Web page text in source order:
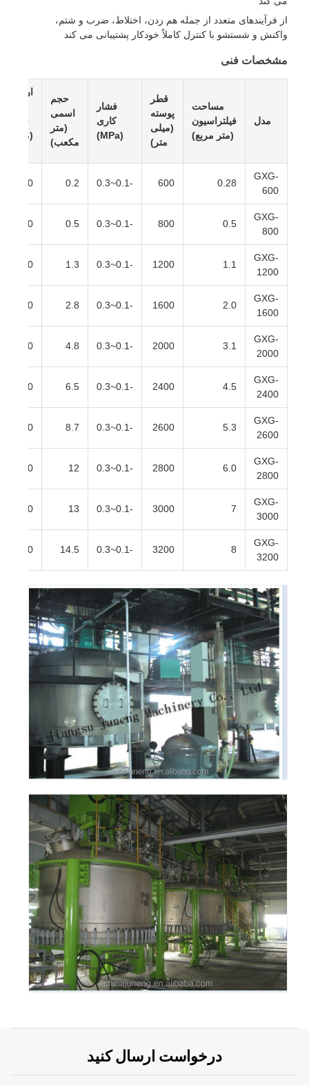
از فرآیندهای متعدد از جمله هم زدن، اختلاط، ضرب و شتم،
واکنش و شستشو با کنترل کاملاً خودکار پشتیبانی می کند
مشخصات فنی
مدل
مساحت
فیلتراسیون
(متر مربع)
قطر
پوسته
(میلی
متر)
فشار
کاری
(MPa)
حجم
اسمی
(متر
مکعب)
ارتفاع
فیلتر
(میلی
GXG-
600
0.28
600
-0.1~0.3
0.2
150
GXG-
800
0.5
800
-0.1~0.3
0.5
180
GXG-
1200
1.1
1200
-0.1~0.3
1.3
250
GXG-
1600
2.0
1600
-0.1~0.3
2.8
350
GXG-
2000
3.1
2000
-0.1~0.3
4.8
400
GXG-
2400
4.5
2400
-0.1~0.3
6.5
450
GXG-
2600
5.3
2600
-0.1~0.3
8.7
450
GXG-
2800
6.0
2800
-0.1~0.3
12
450
GXG-
3000
7
3000
-0.1~0.3
13
500
GXG-
3200
8
3200
-0.1~0.3
14.5
500
درخواست ارسال کنید